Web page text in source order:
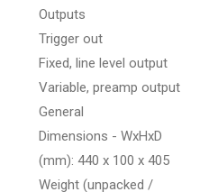
Outputs
Trigger out
Fixed, line level output
Variable, preamp output
General
Dimensions - WxHxD
(mm): 440 x 100 x 405
Weight (unpacked /